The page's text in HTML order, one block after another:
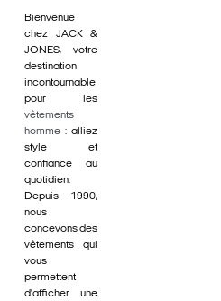
Bienvenue
chez JACK &
JONES, votre
destination
incontournable
pour les
vêtements
homme : alliez
style et
confiance au
quotidien.
Depuis 1990,
nous
concevons des
vêtements qui
vous
permettent
d'afficher une